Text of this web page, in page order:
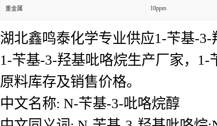
重金属 10ppm
湖北鑫鸣泰化学专业供应1-苄基-
1-苄基-3-羟基吡咯烷生产厂家，
原料库存及销售价格。
中文名称: N-苄基-3-吡咯烷醇